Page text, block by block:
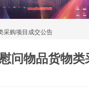
采购项目成交公告
问物品货物